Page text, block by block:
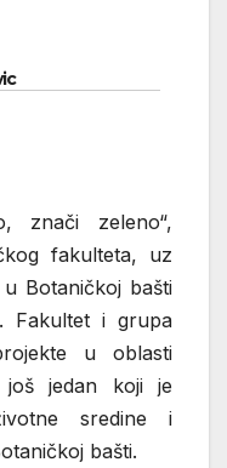
znači zeleno“,
fakulteta, uz
Botaničkoj bašti
Fakultet i grupa
u oblasti
jedan koji je
sredine i
bašti.